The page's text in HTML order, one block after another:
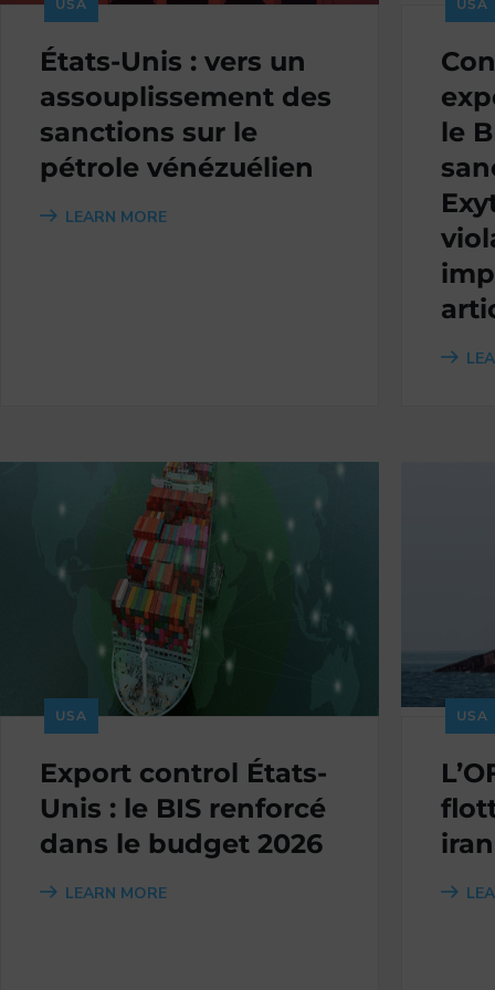
USA
États-Unis : vers un
assouplissement des
sanctions sur le
pétrole vénézuélien
LEARN MORE
USA
le
USA
Export control États-
Unis : le BIS renforcé
dans le budget 2026
LEARN MORE
USA